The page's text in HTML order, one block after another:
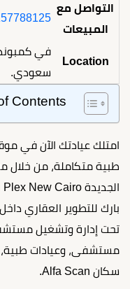
التواصل مع
المبيعات
Location
في كمبوند
سعودي.
Contents
امتلك عيادتك الآن في
طبية متكاملة، من خلال
بارك للتطوير العقاري داخل
تحت إدارة وتشغيل
سكان Alfa Scan.